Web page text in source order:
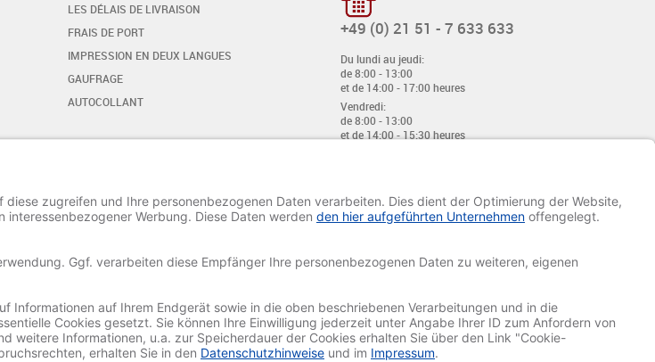
LES DÉLAIS DE LIVRAISON
FRAIS DE PORT
IMPRESSION EN DEUX LANGUES
GAUFRAGE
AUTOCOLLANT
INSÉRER / MODIFIER LE TEXTE
AJOUTER DES ORNEMENTS
PROJET SAUVER ET CHARGER
+49 (0) 21 51 - 7 633 633
Du lundi au jeudi:
de 8:00 - 13:00
et de 14:00 - 17:00 heures
Vendredi:
de 8:00 - 13:00
et de 14:00 - 15:30 heures